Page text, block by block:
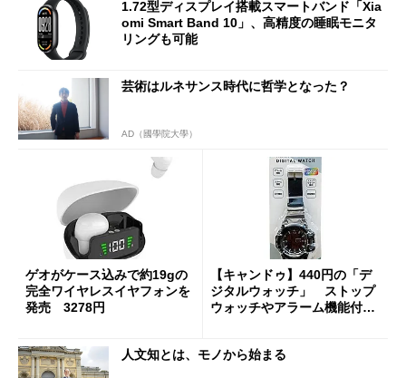
1.72型ディスプレイ搭載スマートバンド「Xia
omi Smart Band 10」、高精度の睡眠モニタ
リングも可能
芸術はルネサンス時代に哲学となった？
AD（國學院大學）
ゲオがケース込みで約19gの
完全ワイヤレスイヤフォンを
発売 3278円
【キャンドゥ】440円の「デ
ジタルウォッチ」 ストップ
ウォッチやアラーム機能付き
人文知とは、モノから始まる